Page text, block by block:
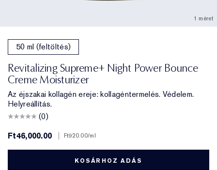
1 méret
50 ml (feltöltés)
Revitalizing Supreme+ Night Power Bounce
Creme Moisturizer
Az éjszakai kollagén ereje: kollagéntermelés. Védelem.
Helyreállítás.
(0)
Ft46,000.00
Ft920.00/ml
KOSÁRHOZ ADÁS